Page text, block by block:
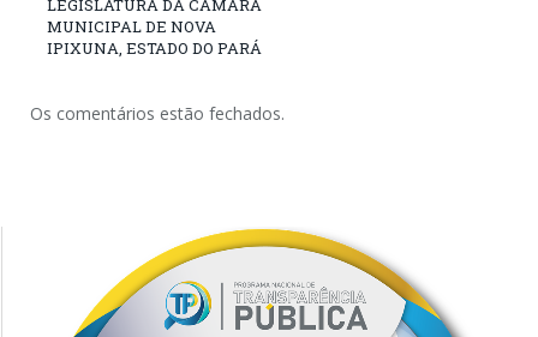
LEGISLATURA DA CÂMARA
MUNICIPAL DE NOVA
IPIXUNA, ESTADO DO PARÁ
Os comentários estão fechados.